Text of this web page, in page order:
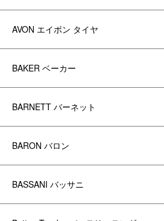
AVON エイボン タイヤ
BAKER ベーカー
BARNETT バーネット
BARON バロン
BASSANI バッサニ